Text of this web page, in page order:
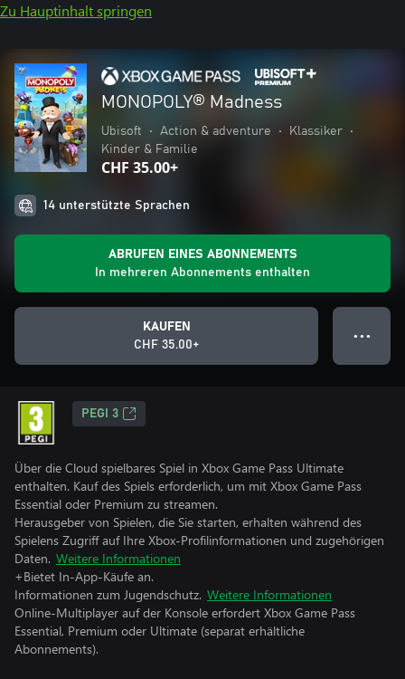
Zu Hauptinhalt springen
MONOPOLY® Madness
Ubisoft • Action & adventure • Klassiker
•
Kinder & Familie
CHF 35.00+
14 unterstützte Sprachen
ABRUFEN EINES ABONNEMENTS
In mehreren Abonnements enthalten
KAUFEN
CHF 35.00+
● ● ●
PEGI 3
Über die Cloud spielbares Spiel in Xbox Game Pass Ultimate
enthalten. Kauf des Spiels erforderlich, um mit Xbox Game Pass
Essential oder Premium zu streamen.
Herausgeber von Spielen, die Sie starten, erhalten während des
Spielens Zugriff auf Ihre Xbox-Profilinformationen und zugehörigen
Daten. Weitere Informationen
+Bietet In-App-Käufe an.
Informationen zum Jugendschutz. Weitere Informationen
Online-Multiplayer auf der Konsole erfordert Xbox Game Pass
Essential, Premium oder Ultimate (separat erhältliche
Abonnements).